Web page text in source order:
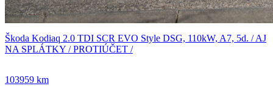
Škoda Kodiaq 2.0 TDI SCR EVO Style DSG, 110kW, A7, 5d. / AJ
NA SPLÁTKY / PROTIÚČET /
103959 km